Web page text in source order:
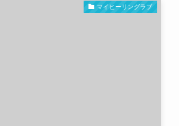
マイヒーリングラブ